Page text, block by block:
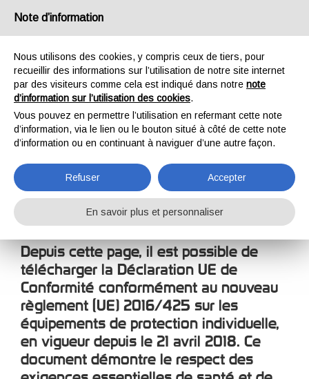
DÉCLARATION DE
CONFORMITÉ
Depuis cette page, il est possible de
télécharger la Déclaration UE de
Conformité conformément au nouveau
règlement (UE) 2016/425 sur les
équipements de protection individuelle,
en vigueur depuis le 21 avril 2018. Ce
document démontre le respect des
Note d’information
Nous utilisons des cookies, y compris ceux de tiers, pour
recueillir des informations sur l’utilisation de notre site internet
par des visiteurs comme cela est indiqué dans notre note
d’information sur l’utilisation des cookies.
Vous pouvez en permettre l’utilisation en refermant cette note
d’information, via le lien ou le bouton situé à côté de cette note
d’information ou en continuant à naviguer d’une autre façon.
Refuser Accepter
En savoir plus et personnaliser